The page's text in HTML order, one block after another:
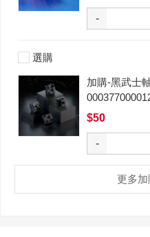
-
選購
加購-黑武士
$50
-
更多